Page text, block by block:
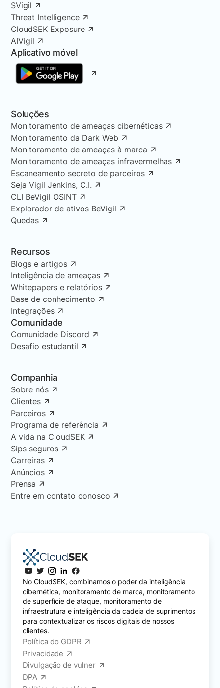
SVigil
Threat Intelligence
CloudSEK Exposure
AIVigil
Aplicativo móvel
Soluções
Monitoramento de ameaças cibernéticas
Monitoramento da Dark Web
Monitoramento de ameaças à marca
Monitoramento de ameaças infravermelhas
Escaneamento secreto de parceiros
Seja Vigil Jenkins, C.I.
CLI BeVigil OSINT
Explorador de ativos BeVigil
Quedas
Recursos
Blogs e artigos
Inteligência de ameaças
Whitepapers e relatórios
Base de conhecimento
Integrações
Comunidade
Comunidade Discord
Desafio estudantil
Companhia
Sobre nós
Clientes
Parceiros
Programa de referência
A vida na CloudSEK
Sips seguros
Carreiras
Anúncios
Prensa
Entre em contato conosco
No CloudSEK, combinamos o poder da inteligência
cibernética, monitoramento de marca, monitoramento
de superfície de ataque, monitoramento de
infraestrutura e inteligência da cadeia de suprimentos
para contextualizar os riscos digitais de nossos
clientes.
Política do GDPR
Privacidade
Divulgação de vulner
DPA